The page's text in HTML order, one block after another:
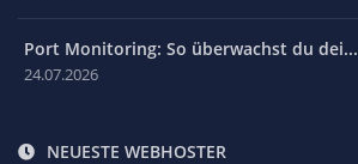
Port Monitoring: So überwachst du dei...
24.07.2026
NEUESTE WEBHOSTER